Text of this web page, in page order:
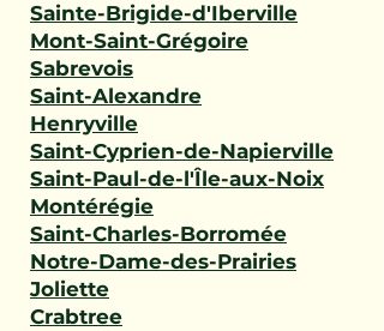
Sainte-Brigide-d'Iberville
Mont-Saint-Grégoire
Sabrevois
Saint-Alexandre
Henryville
Saint-Cyprien-de-Napierville
Saint-Paul-de-l'Île-aux-Noix
Montérégie
Saint-Charles-Borromée
Notre-Dame-des-Prairies
Joliette
Crabtree